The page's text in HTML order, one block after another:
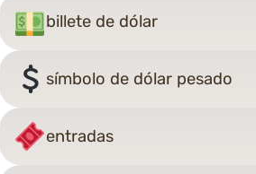
billete de dólar
símbolo de dólar pesado
entradas